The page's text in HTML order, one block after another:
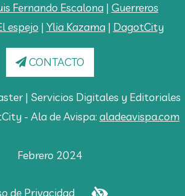
Fernando Escalona | Guerreros
espejo | Ylia Kazama | DagotCity
CONTACTO
| Servicios Digitales y Editoriales
- Ala de Avispa: aladeavispa.com
Febrero 2024
de Privacidad